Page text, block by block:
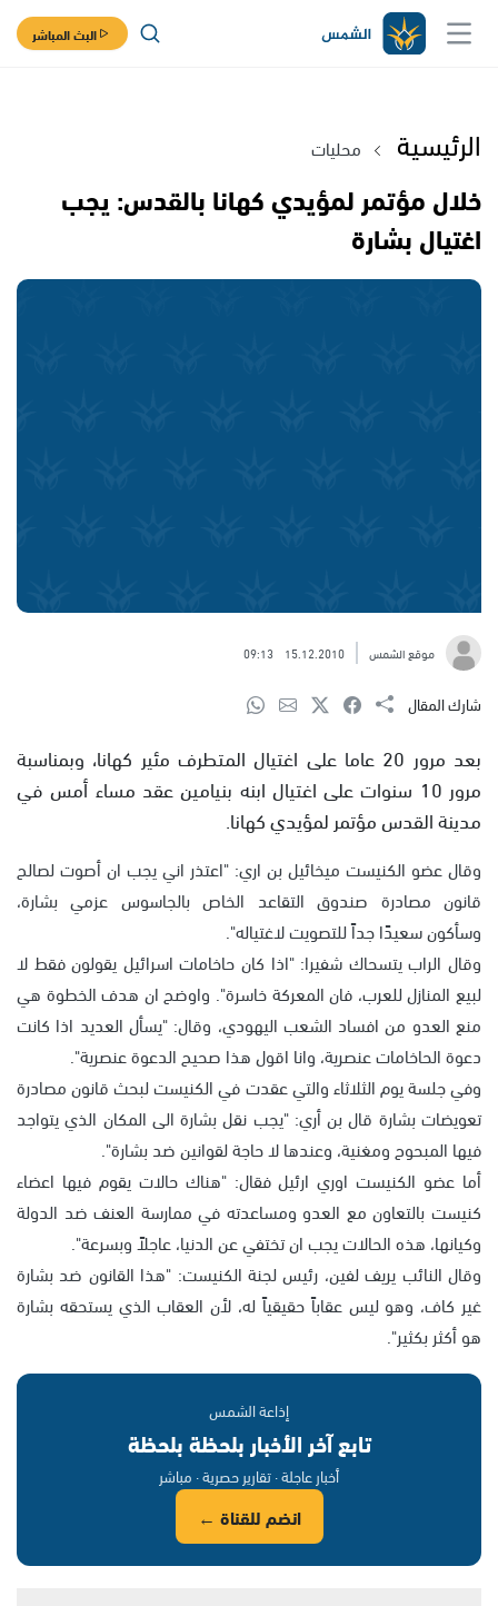
البث المباشر
الرئيسية محليات
خلال مؤتمر لمؤيدي كهانا بالقدس: يجب
اغتيال بشارة
موقع الشمس 15.12.2010
09:13
شارك المقال
بعد مرور 20 عاما على اغتيال المتطرف مئير كهانا، وبمناسبة
مرور 10 سنوات على اغتيال ابنه بنيامين عقد مساء أمس في
مدينة القدس مؤتمر لمؤيدي كهانا.
وقال عضو الكنيست ميخائيل بن اري: "اعتذر اني يجب ان أصوت لصالح
قانون مصادرة صندوق التقاعد الخاص بالجاسوس عزمي بشارة،
وسأكون سعيدًا جداً للتصويت لاغتياله".
وقال الراب يتسحاك شفيرا: "اذا كان حاخامات اسرائيل يقولون فقط لا
لبيع المنازل للعرب، فان المعركة خاسرة". واوضح ان هدف الخطوة هي
منع العدو من افساد الشعب اليهودي، وقال: "يسأل العديد اذا كانت
دعوة الحاخامات عنصرية، وانا اقول هذا صحيح الدعوة عنصرية".
وفي جلسة يوم الثلاثاء والتي عقدت في الكنيست لبحث قانون مصادرة
تعويضات بشارة قال بن أري: "يجب نقل بشارة الى المكان الذي يتواجد
فيها المبحوح ومغنية، وعندها لا حاجة لقوانين ضد بشارة".
أما عضو الكنيست اوري ارئيل فقال: "هناك حالات يقوم فيها اعضاء
كنيست بالتعاون مع العدو ومساعدته في ممارسة العنف ضد الدولة
وكيانها، هذه الحالات يجب ان تختفي عن الدنيا، عاجلاً وبسرعة".
وقال النائب يريف لفين، رئيس لجنة الكنيست: "هذا القانون ضد بشارة
غير كاف، وهو ليس عقاباً حقيقياً له، لأن العقاب الذي يستحقه بشارة
هو أكثر بكثير".
إذاعة الشمس
تابع آخر الأخبار بلحظة بلحظة
أخبار عاجلة · تقارير حصرية · مباشر
انضم للقناة ←